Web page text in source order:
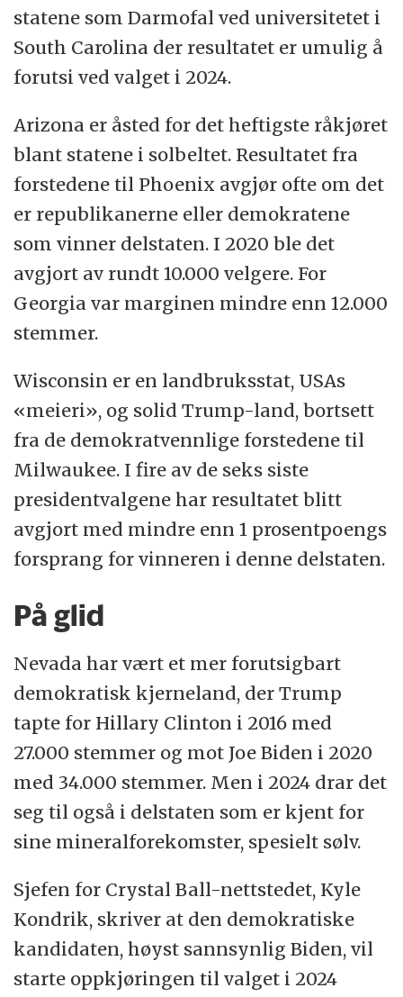
statene som Darmofal ved universitetet i
South Carolina der resultatet er umulig å
forutsi ved valget i 2024.
Arizona er åsted for det heftigste råkjøret
blant statene i solbeltet. Resultatet fra
forstedene til Phoenix avgjør ofte om det
er republikanerne eller demokratene
som vinner delstaten. I 2020 ble det
avgjort av rundt 10.000 velgere. For
Georgia var marginen mindre enn 12.000
stemmer.
Wisconsin er en landbruksstat, USAs
«meieri», og solid Trump-land, bortsett
fra de demokratvennlige forstedene til
Milwaukee. I fire av de seks siste
presidentvalgene har resultatet blitt
avgjort med mindre enn 1 prosentpoengs
forsprang for vinneren i denne delstaten.
På glid
Nevada har vært et mer forutsigbart
demokratisk kjerneland, der Trump
tapte for Hillary Clinton i 2016 med
27.000 stemmer og mot Joe Biden i 2020
med 34.000 stemmer. Men i 2024 drar det
seg til også i delstaten som er kjent for
sine mineralforekomster, spesielt sølv.
Sjefen for Crystal Ball-nettstedet, Kyle
Kondrik, skriver at den demokratiske
kandidaten, høyst sannsynlig Biden, vil
starte oppkjøringen til valget i 2024